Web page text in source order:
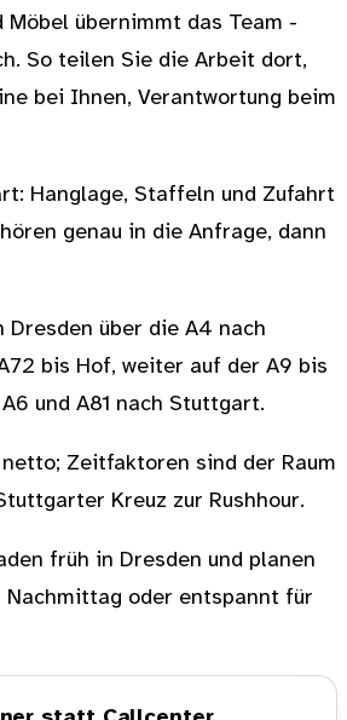
Möbel übernimmt das Team -
So teilen Sie die Arbeit dort,
bei Ihnen, Verantwortung beim
Hanglage, Staffeln und Zufahrt
genau in die Anfrage, dann
Dresden über die A4 nach
bis Hof, weiter auf der A9 bis
und A81 nach Stuttgart.
Zeitfaktoren sind der Raum
Kreuz zur Rushhour.
früh in Dresden und planen
Nachmittag oder entspannt für